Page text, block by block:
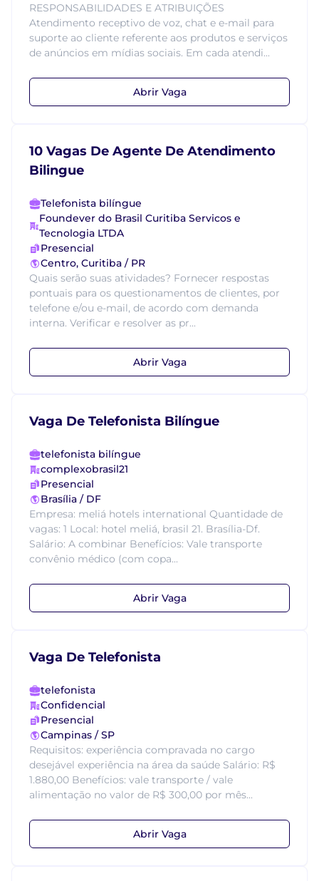
RESPONSABILIDADES E ATRIBUIÇÕES
Atendimento receptivo de voz, chat e e-mail para
suporte ao cliente referente aos produtos e serviços
de anúncios em mídias sociais. Em cada atendi...
Abrir Vaga
10 Vagas De Agente De Atendimento
Bilingue
Telefonista bilíngue
Foundever do Brasil Curitiba Servicos e
Tecnologia LTDA
Presencial
Centro, Curitiba / PR
Quais serão suas atividades? Fornecer respostas
pontuais para os questionamentos de clientes, por
telefone e/ou e-mail, de acordo com demanda
interna. Verificar e resolver as pr...
Abrir Vaga
Vaga De Telefonista Bilíngue
telefonista bilíngue
complexobrasil21
Presencial
Brasília / DF
Empresa: meliá hotels international Quantidade de
vagas: 1 Local: hotel meliá, brasil 21. Brasília-Df.
Salário: A combinar Benefícios: Vale transporte
convênio médico (com copa...
Abrir Vaga
Vaga De Telefonista
telefonista
Confidencial
Presencial
Campinas / SP
Requisitos: experiência compravada no cargo
desejável experiência na área da saúde Salário: R$
1.880,00 Benefícios: vale transporte / vale
alimentação no valor de R$ 300,00 por mês...
Abrir Vaga